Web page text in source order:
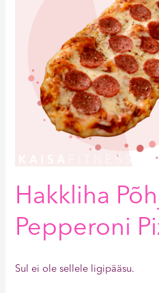
Hakkliha
Pepperoni
Sul ei ole sellele ligipääsu.